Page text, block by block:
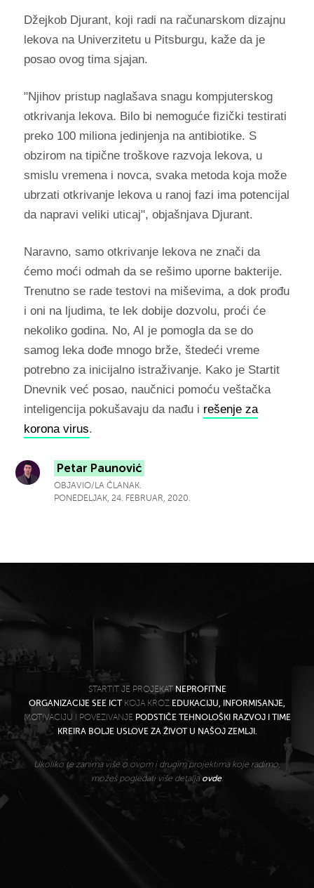
Džejkob Djurant, koji radi na računarskom dizajnu
lekova na Univerzitetu u Pitsburgu, kaže da je
posao ovog tima sjajan.
"Njihov pristup naglašava snagu kompjuterskog
otkrivanja lekova. Bilo bi nemoguće fizički testirati
preko 100 miliona jedinjenja na antibiotike. S
obzirom na tipične troškove razvoja lekova, u
smislu vremena i novca, svaka metoda koja može
ubrzati otkrivanje lekova u ranoj fazi ima potencijal
da napravi veliki uticaj", objašnjava Djurant.
Naravno, samo otkrivanje lekova ne znači da
ćemo moći odmah da se rešimo uporne bakterije.
Trenutno se rade testovi na miševima, a dok prođu
i oni na ljudima, te lek dobije dozvolu, proći će
nekoliko godina. No, AI je pomogla da se do
samog leka dođe mnogo brže, štedeći vreme
potrebno za inicijalno istraživanje. Kako je Startit
Dnevnik već posao, naučnici pomoću veštačka
inteligencija pokušavaju da nađu i rešenje za
korona virus.
Petar Paunović
OBJAVIO/LA ČLANAK.
PONEDELJAK, 24. FEBRUAR, 2020.
STARTIT JE PROJEKATNEPROFITNE
ORGANIZACIJE SEE ICTKOJA KROZ EDUKACIJU, INFORMISANJE,
MOTIVACIJU I POVEZIVANJE PODSTIČE TEHNOLOŠKI RAZVOJ I TIME
KREIRA BOLJE USLOVE ZA ŽIVOT U NAŠOJ ZEMLJI.
Ukoliko te zanima više o ovom i drugim projektima koje radimo,
možeš pogledati više detalja ovde.